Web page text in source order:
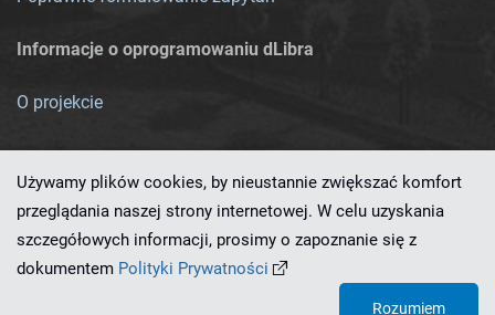
Informacje o oprogramowaniu dLibra
O projekcie
Ten serwis działa dzięki oprogramowaniu
Używamy plików cookies, by nieustannie zwiększać komfort
przeglądania naszej strony internetowej. W celu uzyskania
szczegółowych informacji, prosimy o zapoznanie się z
dokumentem Polityki Prywatności
Rozumiem